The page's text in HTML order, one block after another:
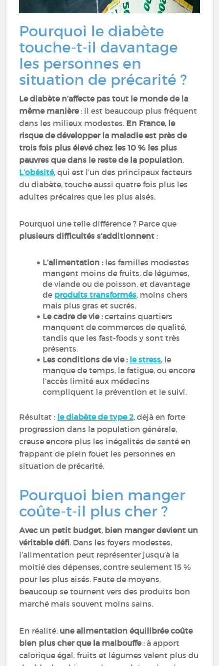
Pourquoi le diabète
touche-t-il davantage
les personnes en
situation de précarité ?
Le diabète n’affecte pas tout le monde de la
même manière: il est beaucoup plus fréquent
dans les milieux modestes. En France, le
risque de développer la maladie est près de
trois fois plus élevé chez les 10 % les plus
pauvres que dans le reste de la population.
L’obésité, qui est l’un des principaux facteurs
du diabète, touche aussi quatre fois plus les
adultes précaires que les plus aisés.
Pourquoi une telle différence ? Parce que
plusieurs difficultés s’additionnent :
L’alimentation :les familles modestes
mangent moins de fruits, de légumes,
de viande ou de poisson, et davantage
de produits transformés, moins chers
mais plus gras et sucrés,
Le cadre de vie :certains quartiers
manquent de commerces de qualité,
tandis que les fast-foods y sont très
présents,
Les conditions de vie : le stress, le
manque de temps, la fatigue, ou encore
l’accès limité aux médecins
compliquent la prévention et le suivi.
Résultat : le diabète de type 2, déjà en forte
progression dans la population générale,
creuse encore plus les inégalités de santé en
frappant de plein fouet les personnes en
situation de précarité.
Pourquoi bien manger
coûte-t-il plus cher ?
Avec un petit budget, bien manger devient un
véritable défi. Dans les foyers modestes,
l’alimentation peut représenter jusqu’à la
moitié des dépenses, contre seulement 15 %
pour les plus aisés. Faute de moyens,
beaucoup se tournent vers des produits bon
marché mais souvent moins sains.
En réalité, une alimentation équilibrée coûte
bien plus cher que la malbouffe: à apport
calorique égal, fruits et légumes valent plus du